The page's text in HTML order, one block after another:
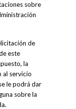
sobre
de
este
la
al servicio
le podrá dar
sobre la